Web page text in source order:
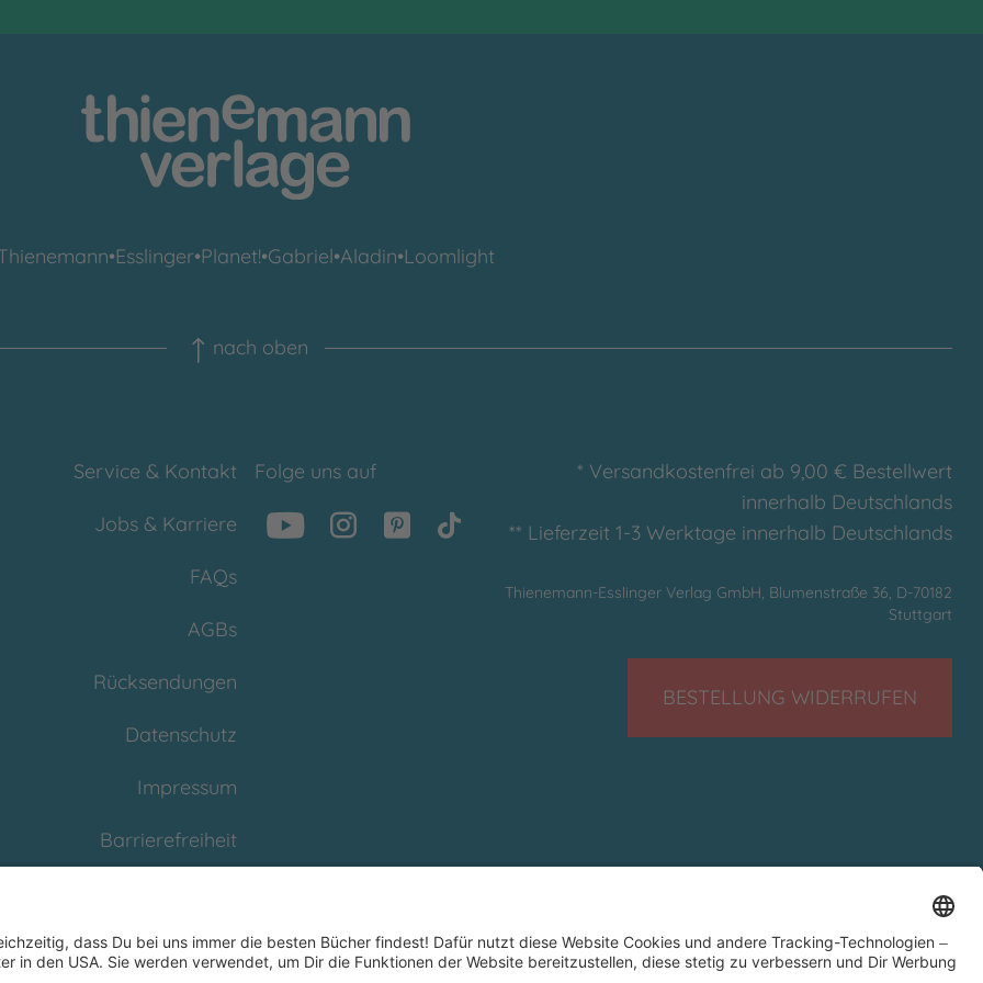
•Esslinger•Planet!•Gabriel•Aladin•Loomlight
nach oben
Service & Kontakt
Jobs & Karriere
FAQs
AGBs
Rücksendungen
Datenschutz
Impressum
Barrierefreiheit
Partnerprogramm
(Affiliate)
Folge uns auf
* Versandkostenfrei ab 9,00 € Bestellwert
innerhalb Deutschlands
** Lieferzeit 1-3 Werktage innerhalb Deutschlands
Thienemann-Esslinger Verlag GmbH, Blumenstraße 36, D-70182
Stuttgart
BESTELLUNG WIDERRUFEN